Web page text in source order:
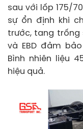
sau với lốp 175/
sự ổn định khi
trước, tang trống
và EBD đảm
Bình nhiên liệu
hiệu quả.